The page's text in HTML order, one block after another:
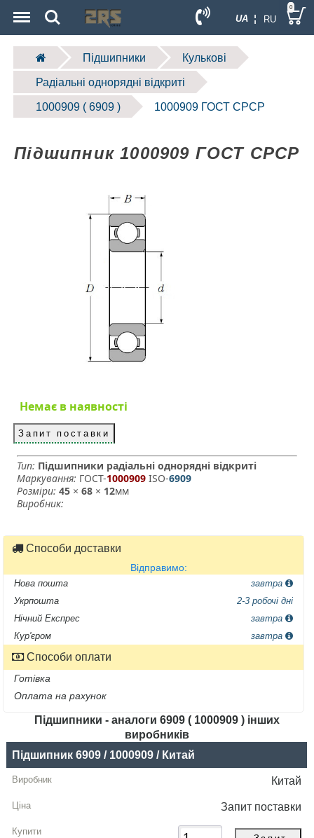
UA ¦ RU
Search 0
Підшипники Кулькові
Радіальні однорядні відкриті
1000909 ( 6909 ) 1000909 ГОСТ СРСР
Підшипник 1000909 ГОСТ СРСР
Немає в наявності
Запит поставки
Тип: Підшипники радіальні однорядні відкриті
Маркування: ГОСТ-1000909 ­ ISO-6909
Розміри: 45 ×68 × 12мм
Виробник:
Способи доставки
Відправимо:
Нова пошта
завтра
Укрпошта
2-3 робочі дні
Нічний Експрес
завтра
Кур'єром
завтра
Способи оплати
Готівка
Оплата на рахунок
Підшипники - аналоги 6909 ( 1000909 ) інших
виробників
Назва
Виробник
Радіальний
Підшипник 6909 / 1000909 / Китай
Китай
Запит поставки